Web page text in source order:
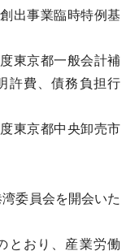
出事業臨時特例基
東京都一般会計補
許費、債務負担行
東京都中央卸売市
委員会を開会いた
とおり、産業労働